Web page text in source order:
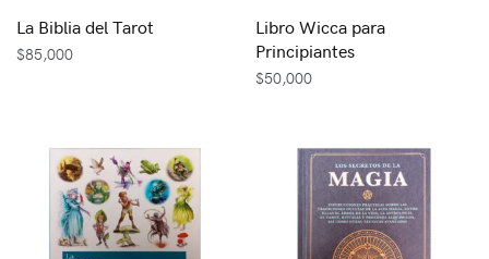
La Biblia del Tarot
$85,000
Libro Wicca para
Principiantes
$50,000